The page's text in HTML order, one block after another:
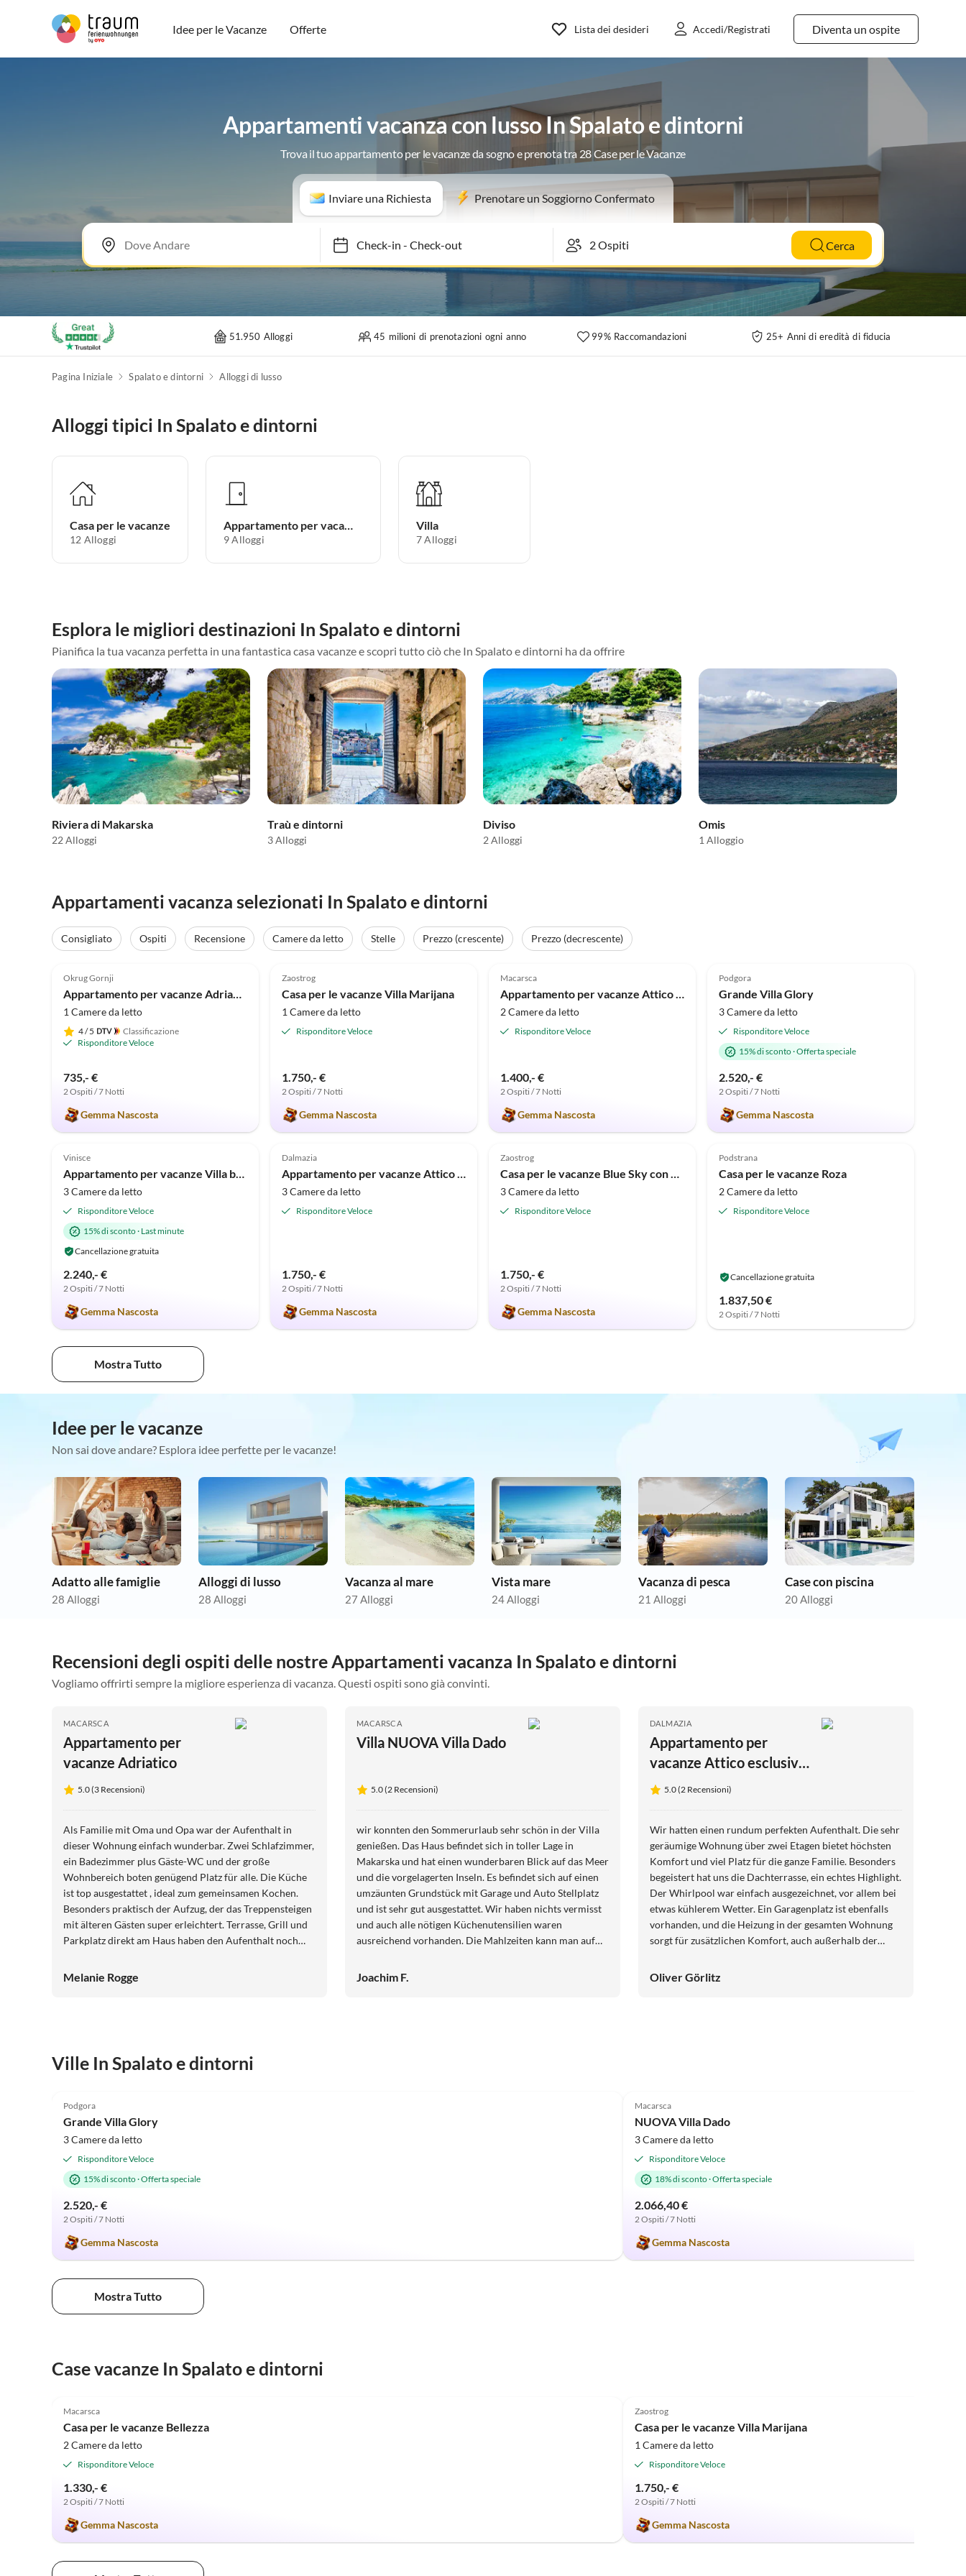
Idee per le Vacanze Offerte Diventa un ospite
Lista dei desideri Accedi/Registrati
Appartamenti vacanza con lusso In Spalato e dintorni
Trova il tuo appartamento per le vacanze da sogno e prenota tra 28 Case per le Vacanze
Inviare una Richiesta Prenotare un Soggiorno Confermato
Check-in- Check-out Cerca
51.950 Alloggi 45 milioni di prenotazioni ogni anno 99% Raccomandazioni 25+ Anni di eredità di fiducia
Pagina Iniziale Spalato e dintorni Alloggi di lusso
Alloggi tipici In Spalato e dintorni
Casa per le vacanze
12 Alloggi
Appartamento per vacanze
9 Alloggi
Villa
7 Alloggi
Esplora le migliori destinazioni In Spalato e dintorni
Pianifica la tua vacanza perfetta in una fantastica casa vacanze e scopri tutto ciò che In Spalato e dintorni ha da offrire
Riviera di Makarska
22 Alloggi
Traù e dintorni
3 Alloggi
Diviso
2 Alloggi
Omis
1 Alloggio
Appartamenti vacanza selezionati In Spalato e dintorni
Consigliato Ospiti Recensione Camere da letto Stelle Prezzo (crescente) Prezzo (decrescente)
Annuncio in
Alto
Okrug Gornji
1 Camere da letto
4/ 5
Classificazione
Risponditore Veloce
735,- €
2 Ospiti / 7 Notti
Gemma Nascosta
Zaostrog
Casa per le vacanze Villa Marijana
1 Camere da letto
Risponditore Veloce
1.750,- €
2 Ospiti / 7 Notti
Gemma Nascosta
Macarsca
2 Camere da letto
Risponditore Veloce
1.400,- €
2 Ospiti / 7 Notti
Gemma Nascosta
Podgora
Grande Villa Glory
3 Camere da letto
Risponditore Veloce
15% di sconto·Offerta speciale
2.520,- €
2 Ospiti / 7 Notti
Gemma Nascosta
Super ospite
Alto
5.0 (5)
Vinisce
3 Camere da letto
Risponditore Veloce
15% di sconto· Last minute
Cancellazione gratuita
2.240,- €
2 Ospiti / 7 Notti
Gemma Nascosta
5.0 (2)
Dalmazia
3 Camere da letto
Risponditore Veloce
1.750,- €
2 Ospiti / 7 Notti
Gemma Nascosta
5.0 (2)
Zaostrog
3 Camere da letto
Risponditore Veloce
1.750,- €
2 Ospiti / 7 Notti
Gemma Nascosta
Podstrana
Casa per le vacanze Roza
2 Camere da letto
Risponditore Veloce
Cancellazione gratuita
1.837,50 €
2 Ospiti / 7 Notti
Mostra Tutto
Idee per le vacanze
Non sai dove andare? Esplora idee perfette per le vacanze!
Adatto alle famiglie
28 Alloggi
Alloggi di lusso
28 Alloggi
Vacanza al mare
27 Alloggi
Vista mare
24 Alloggi
Vacanza di pesca
21 Alloggi
Case con piscina
20 Alloggi
Recensioni degli ospiti delle nostre Appartamenti vacanza In Spalato e dintorni
Vogliamo offrirti sempre la migliore esperienza di vacanza. Questi ospiti sono già convinti.
MACARSCA
Appartamento per
vacanze Adriatico
5.0 (3 Recensioni)
Als Familie mit Oma und Opa war der Aufenthalt in
dieser Wohnung einfach wunderbar. Zwei Schlafzimmer,
ein Badezimmer plus Gäste-WC und der große
Wohnbereich boten genügend Platz für alle. Die Küche
ist top ausgestattet , ideal zum gemeinsamen Kochen.
Besonders praktisch der Aufzug, der das Treppensteigen
mit älteren Gästen super erleichtert. Terrasse, Grill und
Parkplatz direkt am Haus haben den Aufenthalt noch
gemütlich. Sehr empfehlenswert!
Melanie Rogge
MACARSCA
Villa NUOVA Villa Dado
5.0 (2 Recensioni)
wir konnten den Sommerurlaub sehr schön in der Villa
genießen. Das Haus befindet sich in toller Lage in
Makarska und hat einen wunderbaren Blick auf das Meer
und die vorgelagerten Inseln. Es befindet sich auf einen
umzäunten Grundstück mit Garage und Auto Stellplatz
und ist sehr gut ausgestattet. Wir haben nichts vermisst
und auch alle nötigen Küchenutensilien waren
ausreichend vorhanden. Die Mahlzeiten kann man auf
genießen. Es ist auch eine Grillstelle und ein großer
Joachim F.
DALMAZIA
Appartamento per
vacanze Attico esclusivo
Sara5.0 (2 Recensioni)
Wir hatten einen rundum perfekten Aufenthalt. Die sehr
geräumige Wohnung über zwei Etagen bietet höchsten
Komfort und viel Platz für die ganze Familie. Besonders
begeistert hat uns die Dachterrasse, ein echtes Highlight.
Der Whirlpool war einfach ausgezeichnet, vor allem bei
etwas kühlerem Wetter. Ein Garagenplatz ist ebenfalls
vorhanden, und die Heizung in der gesamten Wohnung
sorgt für zusätzlichen Komfort, auch außerhalb der
sehr freundlich und zuvorkommend. Wir haben jede
Oliver Görlitz
Ville In Spalato e dintorni
Podgora
Grande Villa Glory
3 Camere da letto
Risponditore Veloce
15% di sconto·Offerta speciale
2.520,- €
2 Ospiti / 7 Notti
Gemma Nascosta
Macarsca
NUOVA Villa Dado
3 Camere da letto
Risponditore Veloce
18% di sconto·Offerta speciale
2.066,40 €
2 Ospiti / 7 Notti
Gemma Nascosta
Mostra Tutto
Case vacanze In Spalato e dintorni
Macarsca
Casa per le vacanze Bellezza
2 Camere da letto
Risponditore Veloce
1.330,- €
2 Ospiti / 7 Notti
Gemma Nascosta
Zaostrog
Casa per le vacanze Villa Marijana
1 Camere da letto
Risponditore Veloce
1.750,- €
2 Ospiti / 7 Notti
Gemma Nascosta